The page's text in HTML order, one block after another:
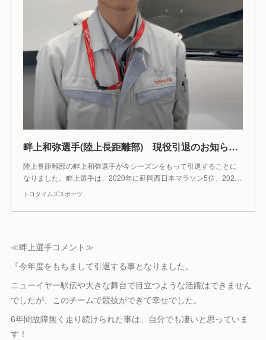
畔上和弥選手(陸上長距離部) 現役引退のお知らせ | トヨタイムズスポーツ
陸上長距離部の畔上和弥選手が今シーズンをもって引退することに
なりました。畔上選手は、2020年に延岡西日本マラソン5位、202…
トヨタイムズスポーツ
≪畔上選手コメント≫
『今年度をもちまして引退する事となりました。
ニューイヤー駅伝や大きな舞台で目立つような活躍はできません
でしたが、このチームで競技ができて幸せでした。
6年間故障無く走り続けられた事は、自分でも凄いと思っていま
す！